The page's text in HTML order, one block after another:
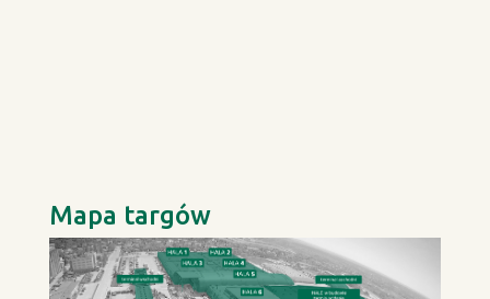
Mapa targów